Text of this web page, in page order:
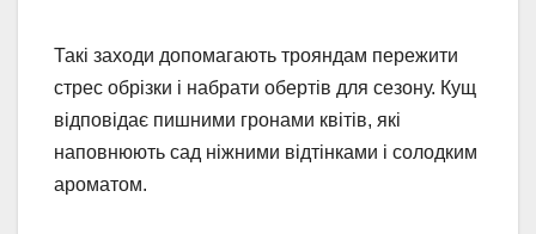
Такі заходи допомагають трояндам пережити
стрес обрізки і набрати обертів для сезону. Кущ
відповідає пишними гронами квітів, які
наповнюють сад ніжними відтінками і солодким
ароматом.